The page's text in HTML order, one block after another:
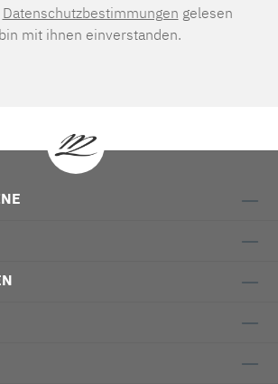
Datenschutzbestimmungen gelesen
mit ihnen einverstanden.